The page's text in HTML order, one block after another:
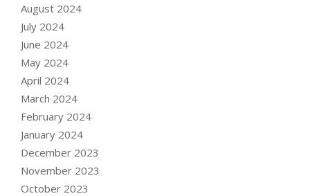
August 2024
July 2024
June 2024
May 2024
April 2024
March 2024
February 2024
January 2024
December 2023
November 2023
October 2023